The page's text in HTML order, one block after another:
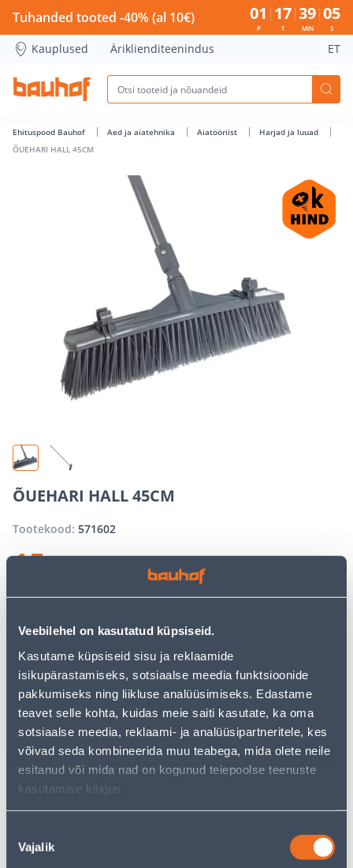
Veebilehel on kasutatud küpsiseid.
Kasutame küpsiseid sisu ja reklaamide
isikupärastamiseks, sotsiaalse meedia funktsioonide
pakkumiseks ning liikluse analüüsimiseks. Edastame
teavet selle kohta, kuidas meie saiti kasutate, ka oma
sotsiaalse meedia, reklaami- ja analüüsipartneritele, kes
võivad seda kombineerida muu teabega, mida olete neile
esitanud või mida nad on kogunud teiepoolse teenuste
kasutamise käigus.
valik
Vajalik
ÕUEHARI HALL 45CM - Bauhof has loaded
Tuhanded tooted -40% (al 10€) 01
P
17
T
39
MIN
04
S
Kauplused Äriklienditeenindus ET
Ehituspood Bauhof Aed ja aiatehnika Aiatööriist
Harjad ja luuad
ÕUEHARI HALL 45CM
ÕUEHARI HALL 45CM
Tootekood: 571602
15
Vaata saadavust
Eeldatav kojuvedu 4,19 € al. 2-5 tööpäeva
Tarne pakiautomaati al. 2,29 € al. 2-5 tööpäeva